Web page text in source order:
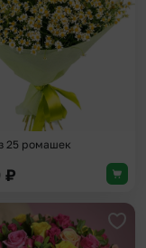
25 ромашек
₽